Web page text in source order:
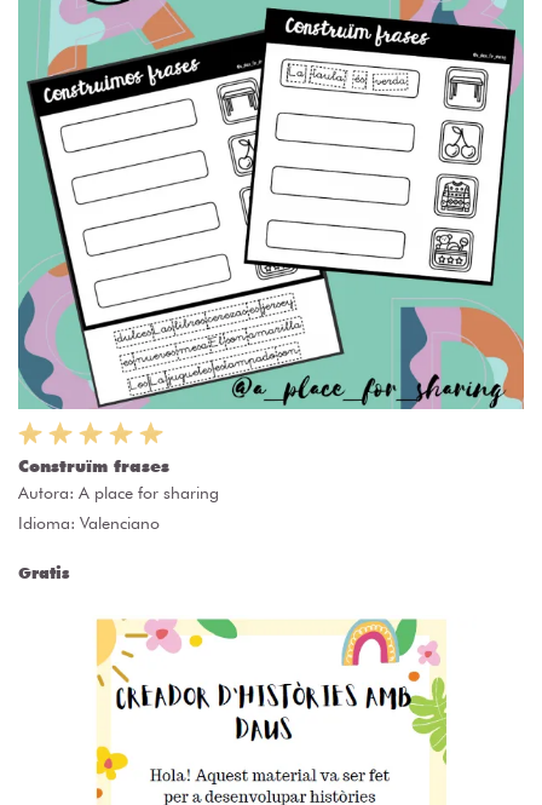
Construïm frases
Autora: A place for sharing
Idioma: Valenciano
Gratis